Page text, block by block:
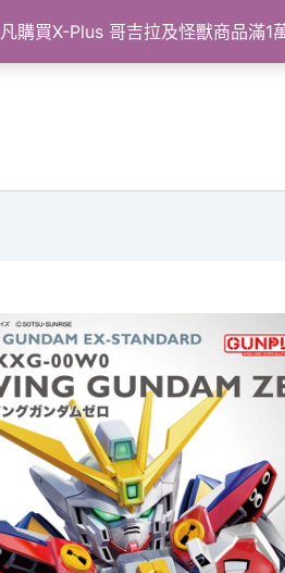
凡購買X-Plus 哥吉拉及怪獸商品滿1